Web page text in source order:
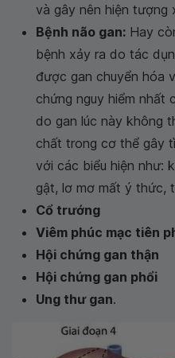
và gây nên hiện tượng
Bệnh não gan: Hay
bệnh xảy ra do tác
được gan chuyển hóa
chứng nguy hiểm nhất
do gan lúc này không
chất trong cơ thể gây
với các biểu hiện như:
gật, lơ mơ mất ý thức,
Cổ trướng
Viêm phúc mạc tiên
Hội chứng gan thận
Hội chứng gan phổi
Ung thư gan.